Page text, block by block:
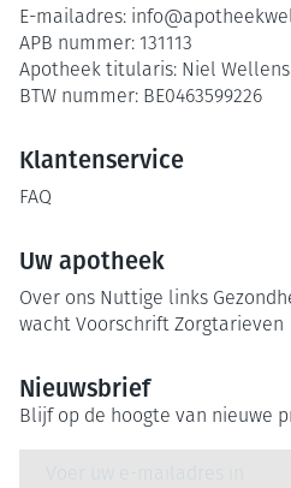
E-mailadres: info@
APB nummer: 131113
Apotheek titularis: Niel Wellens
BTW nummer: BE0463599226
Klantenservice
FAQ
Uw apotheek
Over ons Nuttige links
wacht Voorschrift Zorgtarieven
Nieuwsbrief
Blijf op de hoogte van nieuwe